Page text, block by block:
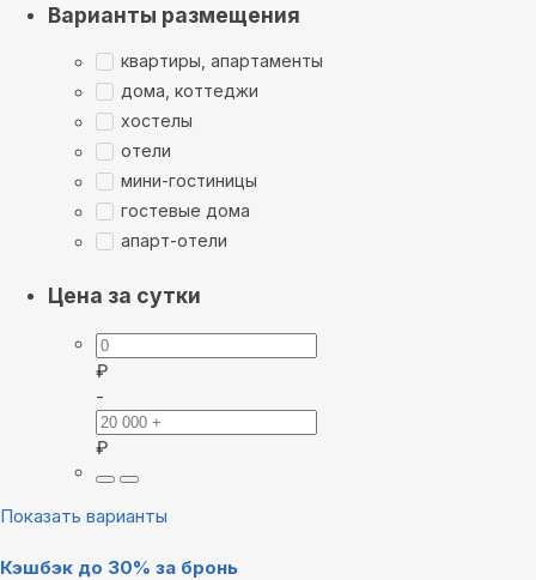
Варианты размещения
квартиры, апартаменты
дома, коттеджи
хостелы
отели
мини-гостиницы
гостевые дома
апарт-отели
Цена за сутки
₽
-
₽
Показать варианты
Кэшбэк до 30% за бронь